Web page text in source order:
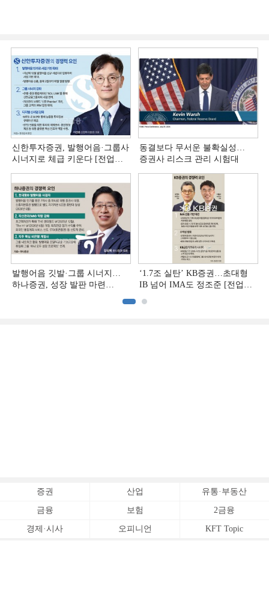
신한투자증권, 발행어음·그룹사
시너지로 체급 키운다 [전업계
동결보다 무서운 불확실성…
증권사 리스크 관리 시험대
발행어음 깃발·그룹 시너지…
하나증권, 성장 발판 마련
‘1.7조 실탄’ KB증권…초대형
IB 넘어 IMA도 정조준 [전업계
증권 산업 유통·부동산
금융 보험 2금융
경제·시사 오피니언 KFT Topic